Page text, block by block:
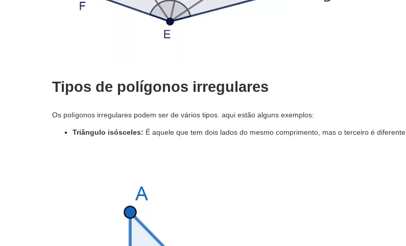
Tipos de polígonos irregulares
Os polígonos irregulares podem ser de vários tipos. aqui estão alguns exemplos:
Triângulo isósceles: É aquele que tem dois lados do mesmo comprimento, mas o terceiro é diferente.